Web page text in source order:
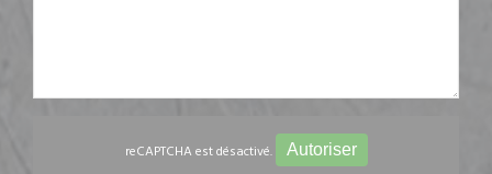
reCAPTCHA est désactivé. Autoriser